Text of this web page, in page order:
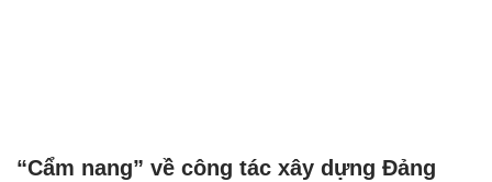
“Cẩm nang” về công tác xây dựng Đảng